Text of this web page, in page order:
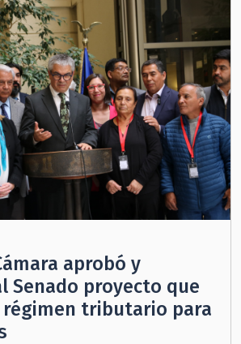
aprobó y
Senado proyecto que
régimen tributario para